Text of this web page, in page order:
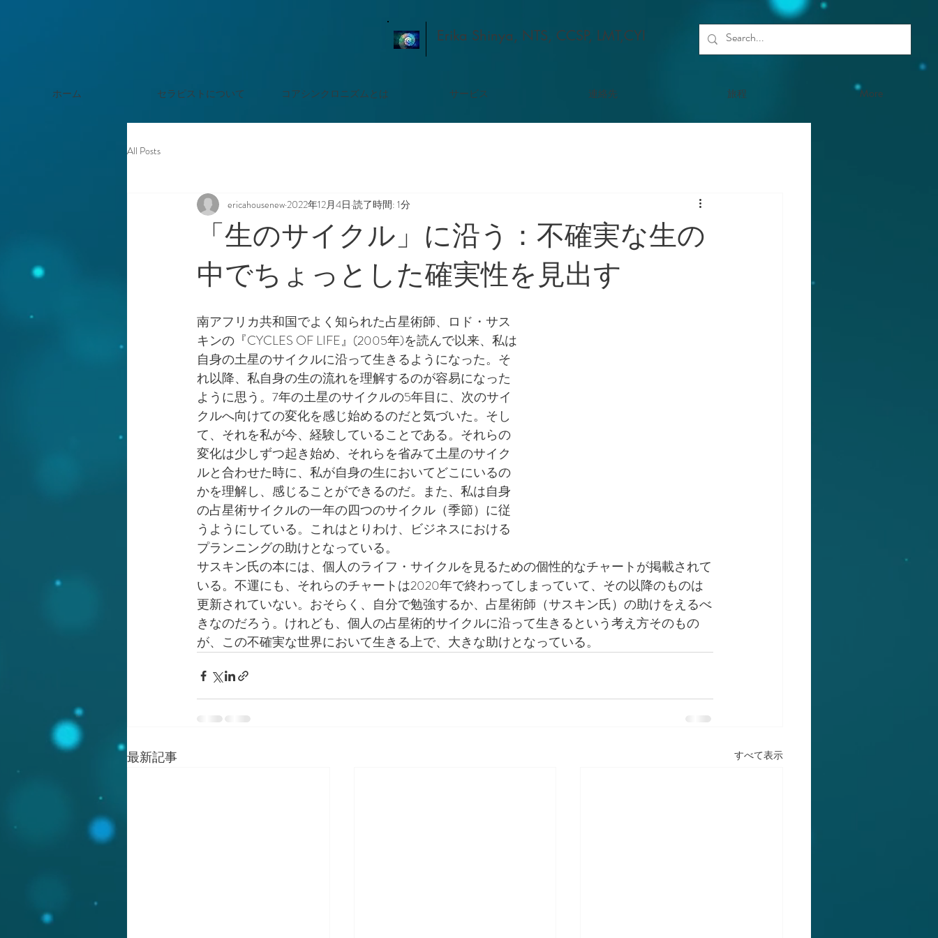
Erika Shinya, NTS, CCSP, LMT,CYI
ホーム セラピストについて コアシンクロニズムとは サービス 連絡先 旅程 More
All Posts
「生のサイクル」に沿う：不確実な生の
中でちょっとした確実性を見出す
ericahousenew 2022年12月4日 読了時間: 1分
南アフリカ共和国でよく知られた占星術師、ロド・サス
キンの『CYCLES OF LIFE』(2005年)を読んで以来、私は
自身の土星のサイクルに沿って生きるようになった。そ
れ以降、私自身の生の流れを理解するのが容易になった
ように思う。7年の土星のサイクルの5年目に、次のサイ
クルへ向けての変化を感じ始めるのだと気づいた。そし
て、それを私が今、経験していることである。それらの
変化は少しずつ起き始め、それらを省みて土星のサイク
ルと合わせた時に、私が自身の生においてどこにいるの
かを理解し、感じることができるのだ。また、私は自身
の占星術サイクルの一年の四つのサイクル（季節）に従
うようにしている。これはとりわけ、ビジネスにおける
プランニングの助けとなっている。
サスキン氏の本には、個人のライフ・サイクルを見るための個性的なチャートが掲載されて
いる。不運にも、それらのチャートは2020年で終わってしまっていて、その以降のものは
更新されていない。おそらく、自分で勉強するか、占星術師（サスキン氏）の助けをえるべ
きなのだろう。けれども、個人の占星術的サイクルに沿って生きるという考え方そのもの
が、この不確実な世界において生きる上で、大きな助けとなっている。
最新記事 すべて表示